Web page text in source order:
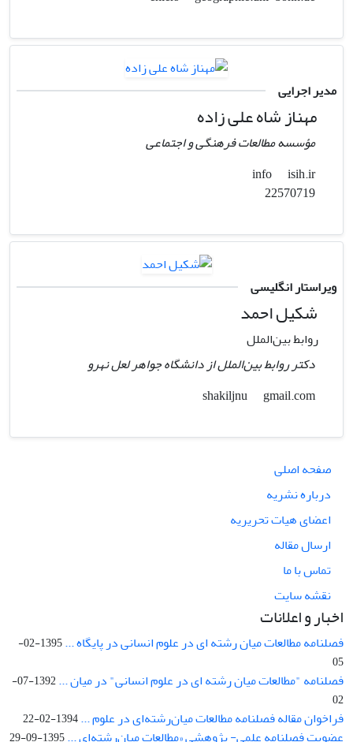
مدیر اجرایی
مهناز شاه علی زاده
مؤسسه مطالعات فرهنگی و اجتماعی
info
isih.ir
ویراستار انگلیسی
شکیل احمد
روابط بین‌الملل
دکتر روابط بین‌الملل از دانشگاه جواهر لعل نهرو
gmail.com
صفحه اصلی
درباره نشریه
اعضای هیات تحریریه
ارسال مقاله
تماس با ما
نقشه سایت
اخبار و اعلانات
فصلنامه مطالعات میان رشته ای در علوم انسانی در پایگاه ...
1395-02-
05
فصلنامه "مطالعات میان رشته ای در علوم انسانی" در میان ...
1392-07-
02
فراخوان مقاله فصلنامه مطالعات میان‌رشته‌ای در علوم ...1394-02-22